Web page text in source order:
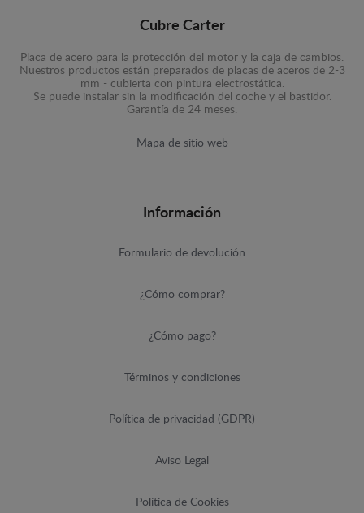
Cubre Carter
Placa de acero para la protección del motor y la caja de cambios.
Nuestros productos están preparados de placas de aceros de 2-3
mm - cubierta con pintura electrostática.
Se puede instalar sin la modificación del coche y el bastidor.
Garantía de 24 meses.
Mapa de sitio web
Información
Formulario de devolución
¿Cómo comprar?
¿Cómo pago?
Términos y condiciones
Política de privacidad (GDPR)
Aviso Legal
Política de Cookies